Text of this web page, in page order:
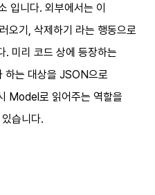
입니다. 외부에서는 이
오기, 삭제하기 라는 행동으로
. 미리 코드 상에 등장하는
하는 대상을 JSON으로
Model로 읽어주는 역할을
습니다.